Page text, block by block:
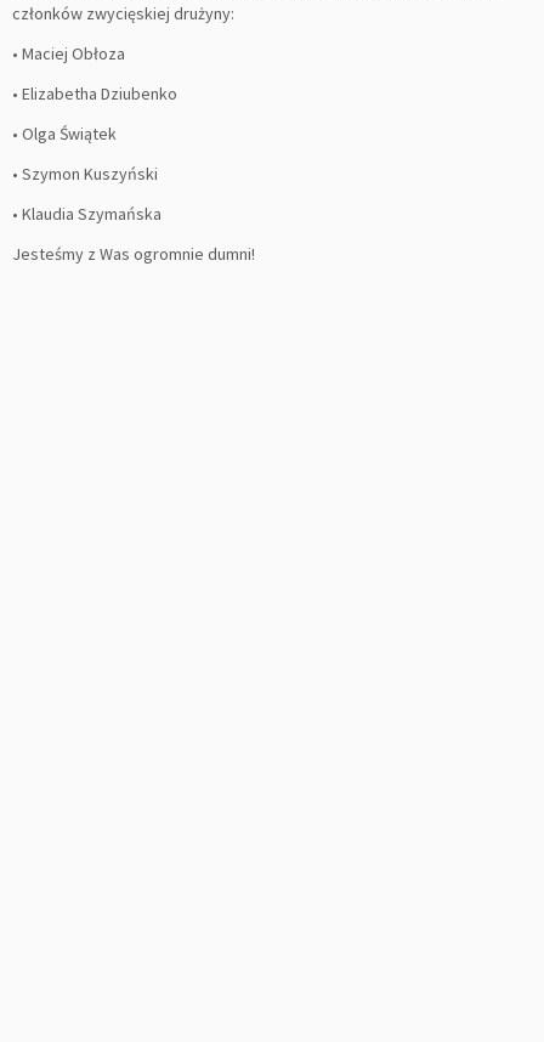
członków zwycięskiej drużyny:
• Maciej Obłoza
• Elizabetha Dziubenko
• Olga Świątek
• Szymon Kuszyński
• Klaudia Szymańska
Jesteśmy z Was ogromnie dumni!